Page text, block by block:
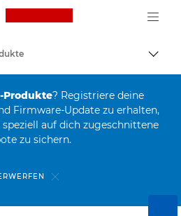
Canon Logo, back
Auf
Produkte? Registriere deine
Firmware-Update zu erhalten,
auf dich zugeschnittene
zu sichern.